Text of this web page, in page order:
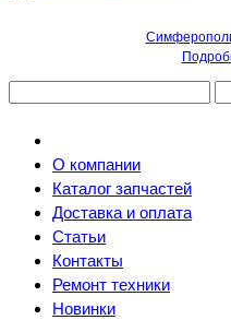
О компании
Каталог запчастей
Доставка и оплата
Статьи
Контакты
Ремонт техники
Новинки